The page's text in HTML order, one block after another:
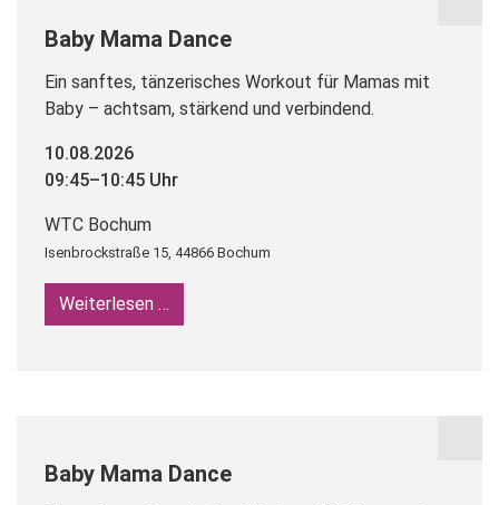
Baby Mama Dance
Ein sanftes, tänzerisches Workout für Mamas mit
Baby – achtsam, stärkend und verbindend.
10.08.2026
09:45–10:45 Uhr
WTC Bochum
Isenbrockstraße 15, 44866 Bochum
Weiterlesen …
Baby Mama Dance